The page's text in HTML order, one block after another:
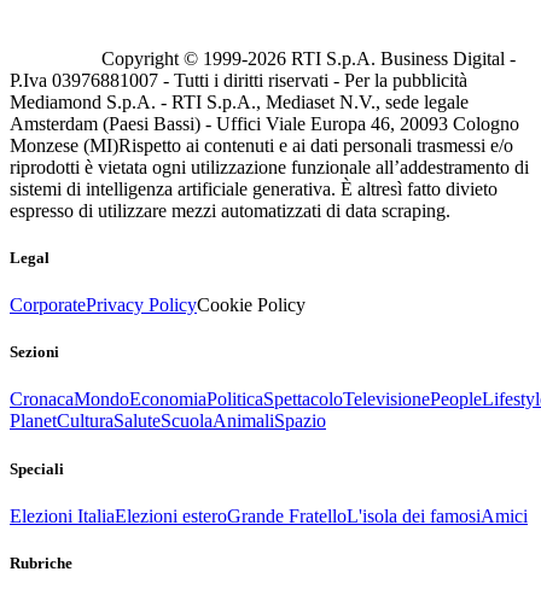
Copyright © 1999-2026 RTI S.p.A. Business Digital -
P.Iva 03976881007 - Tutti i diritti riservati - Per la pubblicità
Mediamond S.p.A. - RTI S.p.A., Mediaset N.V., sede legale
Amsterdam (Paesi Bassi) - Uffici Viale Europa 46, 20093 Cologno
Monzese (MI)Rispetto ai contenuti e ai dati personali trasmessi e/o
riprodotti è vietata ogni utilizzazione funzionale all’addestramento di
sistemi di intelligenza artificiale generativa. È altresì fatto divieto
espresso di utilizzare mezzi automatizzati di data scraping.
Legal
CorporatePrivacy PolicyCookie Policy
Sezioni
CronacaMondoEconomiaPoliticaSpettacoloTelevisionePeople
PlanetCulturaSaluteScuolaAnimaliSpazio
Speciali
Elezioni ItaliaElezioni esteroGrande FratelloL'isola dei famosiAmici
Rubriche